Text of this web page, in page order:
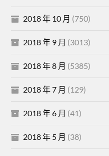
2018 年 10 月 (750)
2018 年 9 月 (3013)
2018 年 8 月 (5385)
2018 年 7 月 (129)
2018 年 6 月 (41)
2018 年 5 月 (38)